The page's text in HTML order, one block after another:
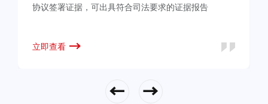
协议签署证据，可出具符合司法要求的证据报告
立即查看